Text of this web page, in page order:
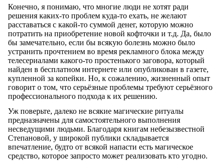
Конечно, я понимаю, что многие люди не хотят ради
решения каких-то проблем куда-то ехать, не желают
расставаться с какой-то суммой денег, которую можно
потратить на приобретение новой кофточки и т.д. Да, было
бы замечательно, если бы всякую болезнь можно было
устранить прочтением во время рекламного блока между
телесериалами какого-то простенького заговора, который
найден в бесплатном интернете или опубликован в газете,
купленной за копейки. Но, к сожалению, жизненный опыт
говорит о том, что серьёзные проблемы требуют серьёзного
профессионального подхода к их решению.
Уж поверьте, далеко не всякие магические ритуалы
предназначены для самостоятельного выполнения
несведущими людьми. Благодаря книгам небезызвестной
Степановой, у широкой публики складывается
впечатление, будто от всякой напасти есть магическое
средство, которое запросто может реализовать кто угодно.